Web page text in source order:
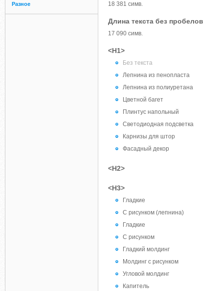
Разное 18 381 симв.
Длина текста без пробелов
17 090 симв.
<H1>
Без текста
Лепнина из пенопласта
Лепнина из полиуретана
Цветной багет
Плинтус напольный
Светодиодная подсветка
Карнизы для штор
Фасадный декор
<H2>
<H3>
Гладкие
С рисунком (лепнина)
Гладкие
С рисунком
Гладкий молдинг
Молдинг с рисунком
Угловой молдинг
Капитель